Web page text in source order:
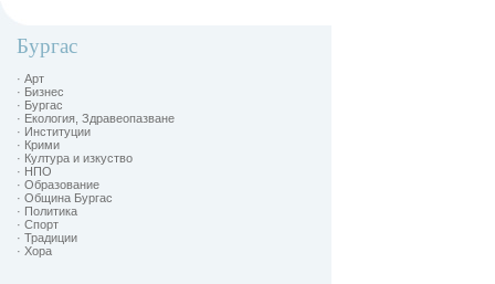
Бургас
· Арт
· Бизнес
· Бургас
· Екология, Здравеопазване
· Институции
· Крими
· Култура и изкуство
· НПО
· Образование
· Община Бургас
· Политика
· Спорт
· Традиции
· Хора